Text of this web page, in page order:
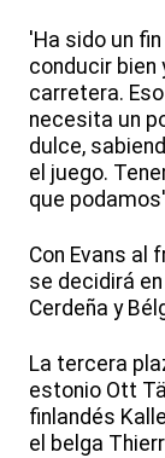
'Ha sido un
conducir bien
carretera.
necesita un
dulce,
el juego.
que
Con Evans al
se decidirá
Cerdeña y
La tercera
estonio Ott
finlandés
el belga